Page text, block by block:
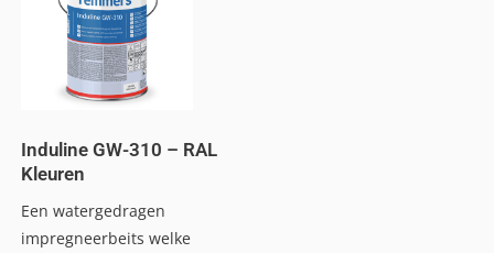
Induline GW-310 – RAL
Kleuren
Een watergedragen
impregneerbeits welke